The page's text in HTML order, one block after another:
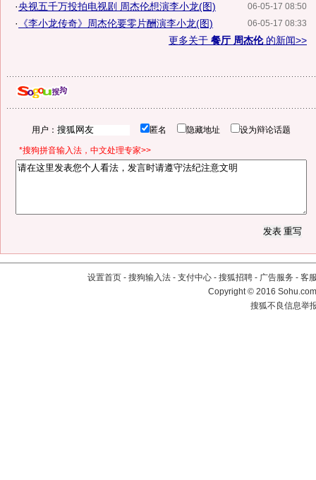
06-05-17 08:50
·央视五千万投拍电视剧 周杰伦想演李小龙(图)
06-05-17 08:33
·
《李小龙传奇》周杰伦要零片酬演李小龙(图)
更多关于 餐厅 周杰伦的新闻>>
用户： 匿名 隐藏地址 设为辩论话题
*搜狗拼音输入法，中文处理专家>>
设置首页 - 搜狗输入法 - 支付中心 - 搜狐招聘 - 广告服务 - 客
Copyright©2016
搜狐不良信息举